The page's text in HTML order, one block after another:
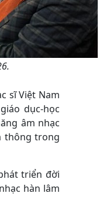
sĩ Việt Nam
dục-học
âm nhạc
thông trong
triển đời
hàn lâm